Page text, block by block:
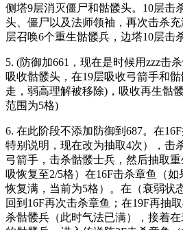
侧塔9层消灭僵尸和骷髅头。10层击
头、僵尸以及法师领袖，再次击杀
层召唤6个重生骷髅兵，边塔10层击
5. (防御加661，现在是时候用zzz击
吸收骷髅头，在19层吸收弓箭手和
走，弱高理解被移除)，吸收再生骷
范围为5格)
6. 在此阶段不添加防御到687。在
特别说明，现在改为抽取4次），击
弓箭手，击杀骷髅士兵，然后抽取
吸恢复至2/5格）在16F击杀章鱼（如
恢复满，当前为5格）。在（衰弱状
回到16F再次击杀章鱼；在19F再抽
杀骷髅兵（此时气法已满），接着